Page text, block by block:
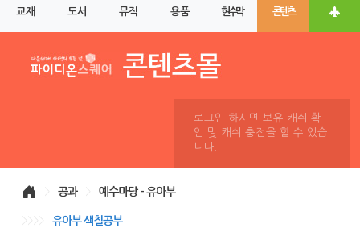
교재 도서 뮤직 용품 현수막 콘텐츠
로그인 하시면 보유 캐쉬 확
인 및 캐쉬 충전을 할 수 있습
니다.
공과 예수마당 - 유아부
유아부 색칠공부